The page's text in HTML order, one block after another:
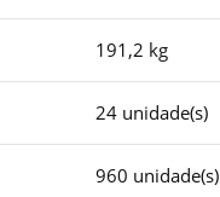
191,2 kg
24 unidade(s)
960 unidade(s)